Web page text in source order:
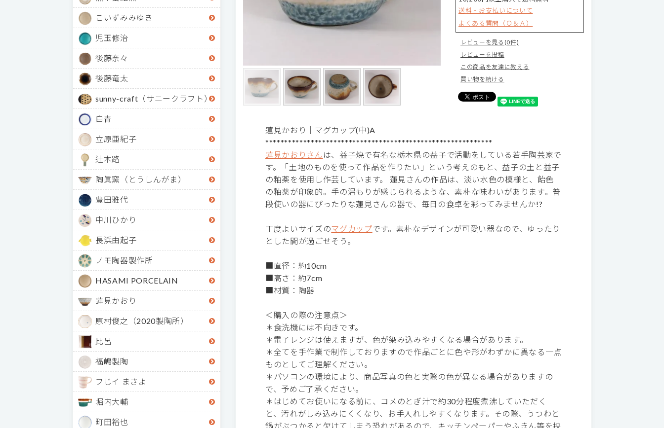
こいずみみゆき
児玉修治
後藤奈々
後藤竜太
sunny-craft（サニークラフト）
白青
立原亜紀子
辻本路
陶眞窯（とうしんがま）
豊田雅代
中川ひかり
長浜由起子
ノモ陶器製作所
HASAMI PORCELAIN
蓮見かおり
原村俊之（2020製陶所）
比呂
福嶋製陶
フじイ まさよ
堀内大輔
町田裕也
送料・お支払いについて
よくある質問（Ｑ＆Ａ）
レビューを見る(0件)
レビューを投稿
この商品を友達に教える
買い物を続ける
蓮見かおり｜マグカップ(中)A
************************************************************
蓮見かおりさん は、益子焼で有名な栃木県の益子で活動をしている若手陶芸家で
す。「土地のものを使って作品を作りたい」という考えのもと、益子の土と益子
の釉薬を使用し作芸しています。 蓮見さんの作品は、淡い水色の模様と、飴色
の釉薬が印象的。手の温もりが感じられるような、素朴な味わいがあります。普
段使いの器にぴったりな蓮見さんの器で、毎日の食卓を彩ってみませんか!?
丁度よいサイズのマグカップです。素朴なデザインが可愛い器なので、ゆったり
とした間が過ごせそう。
■直径：約10cm
■高さ：約7cm
■材質：陶器
＜購入の際の注意点＞
＊食洗機には不向きです。
＊電子レンジは使えますが、色が染み込みやすくなる場合があります。
＊全てを手作業で制作しておりますので作品ごとに色や形がわずかに異なる一点
ものとしてご理解ください。
＊パソコンの環境により、商品写真の色と実際の色が異なる場合がありますの
で、予めご了承ください。
＊はじめてお使いになる前に、コメのとぎ汁で約30分程度煮沸していただく
と、汚れがしみ込みにくくなり、お手入れしやすくなります。その際、うつわと
鍋がぶつかると欠けてしまう恐れがあるので、キッチンペーパーやふきん等を挟